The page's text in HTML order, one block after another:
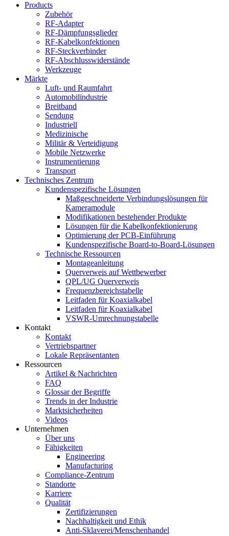
Products
Zubehör
RF-Adapter
RF-Dämpfungsglieder
RF-Kabelkonfektionen
RF-Steckverbinder
RF-Abschlusswiderstände
Werkzeuge
Märkte
Luft- und Raumfahrt
Automobilindustrie
Breitband
Sendung
Industriell
Medizinische
Militär & Verteidigung
Mobile Netzwerke
Instrumentierung
Transport
Technisches Zentrum
Kundenspezifische Lösungen
Maßgeschneiderte Verbindungslösungen für
Kameramodule
Modifikationen bestehender Produkte
Lösungen für die Kabelkonfektionierung
Optimierung der PCB-Einführung
Kundenspezifische Board-to-Board-Lösungen
Technische Ressourcen
Montageanleitung
Querverweis auf Wettbewerber
QPL/UG Querverweis
Frequenzbereichstabelle
Leitfaden für Koaxialkabel
Leitfaden für Koaxialkabel
VSWR-Umrechnungstabelle
Kontakt
Kontakt
Vertriebspartner
Lokale Repräsentanten
Ressourcen
Artikel & Nachrichten
FAQ
Glossar der Begriffe
Trends in der Industrie
Marktsicherheiten
Videos
Unternehmen
Über uns
Fähigkeiten
Engineering
Manufacturing
Compliance-Zentrum
Standorte
Karriere
Qualität
Zertifizierungen
Nachhaltigkeit und Ethik
Anti-Sklaverei/Menschenhandel